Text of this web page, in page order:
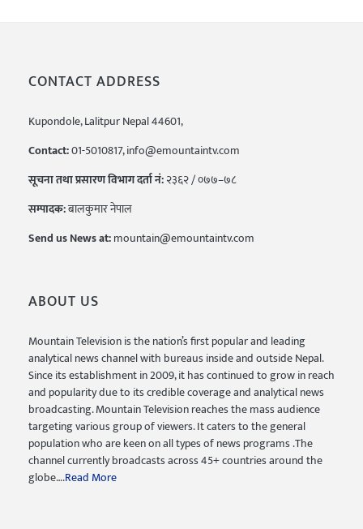
CONTACT ADDRESS
Kupondole, Lalitpur Nepal 44601,
Contact:01-5010817, info@emountaintv.com
सूचना तथा प्रसारण विभाग दर्ता नं:२३६२ / ०७७–७८
सम्पादक:बालकुमार नेपाल
Send us News at:mountain@emountaintv.com
ABOUT US
Mountain Television is the nation’s first popular and leading
analytical news channel with bureaus inside and outside Nepal.
Since its establishment in 2009, it has continued to grow in reach
and popularity due to its credible coverage and analytical news
broadcasting. Mountain Television reaches the mass audience
targeting various group of viewers. It caters to the general
population who are keen on all types of news programs .The
channel currently broadcasts across 45+ countries around the
globe….Read More